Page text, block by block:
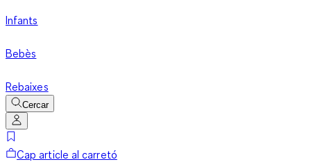
Infants
Bebès
Rebaixes
Cercar
Cap article al carretó